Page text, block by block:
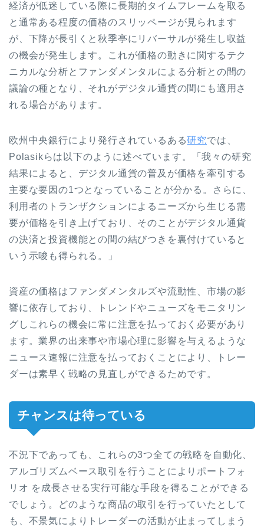
経済が低迷している際に長期的タイムフレームを取る
と通常ある程度の価格のスリッページが見られます
が、下降が長引くと秋季亭にリバーサルが発生し収益
の機会が発生します。これが価格の動きに関するテク
ニカルな分析とファンダメンタルによる分析との間の
議論の種となり、それがデジタル通貨の間にも適用さ
れる場合があります。
欧州中央銀行により発行されているある研究では、
Polasikらは以下のように述べています。「我々の研究
結果によると、デジタル通貨の普及が価格を牽引する
主要な要因の1つとなっていることが分かる。さらに、
利用者のトランザクションによるニーズから生じる需
要が価格を引き上げており、そのことがデジタル通貨
の決済と投資機能との間の結びつきを裏付けていると
いう示唆も得られる。」
資産の価格はファンダメンタルズや流動性、市場の影
響に依存しており、トレンドやニューズをモニタリン
グしこれらの機会に常に注意を払っておく必要があり
ます。業界の出来事や市場心理に影響を与えるような
ニュース速報に注意を払っておくことにより、トレー
ダーは素早く戦略の見直しができるためです。
チャンスは待っている
不況下であっても、これらの3つ全ての戦略を自動化、
アルゴリズムベース取引を行うことによりポートフォ
リオ を成長させる実行可能な手段を得ることができる
でしょう。どのような商品の取引を行っていたとして
も、不景気によりトレーダーの活動が止まってしまう